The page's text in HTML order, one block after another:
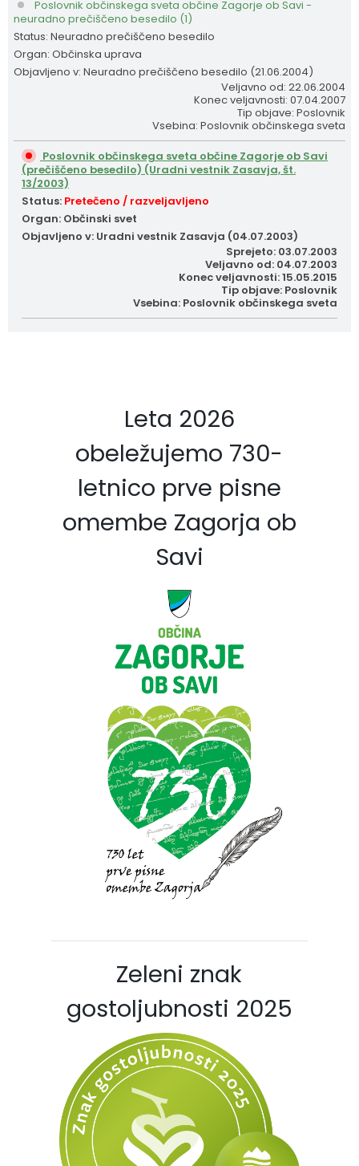
Poslovnik občinskega sveta občine Zagorje ob Savi -
neuradno prečiščeno besedilo (1)
Status: Neuradno prečiščeno besedilo
Organ: Občinska uprava
Objavljeno v: Neuradno prečiščeno besedilo (21.06.2004)
Veljavno od: 22.06.2004
Konec veljavnosti: 07.04.2007
Tip objave: Poslovnik
Vsebina: Poslovnik občinskega sveta
Poslovnik občinskega sveta občine Zagorje ob Savi
(prečiščeno besedilo) (Uradni vestnik Zasavja, št.
13/2003)
Status: Pretečeno / razveljavljeno
Organ: Občinski svet
Objavljeno v: Uradni vestnik Zasavja (04.07.2003)
Sprejeto: 03.07.2003
Veljavno od: 04.07.2003
Konec veljavnosti: 15.05.2015
Tip objave: Poslovnik
Vsebina: Poslovnik občinskega sveta
Leta 2026
obeležujemo 730-
letnico prve pisne
omembe Zagorja ob
Savi
Zeleni znak
gostoljubnosti 2025